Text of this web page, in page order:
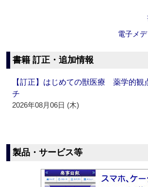
電子メ
書籍 訂正・追加情報
【訂正】はじめての獣医療 薬学的観
チ
2026年08月06日 (木)
製品・サービス等